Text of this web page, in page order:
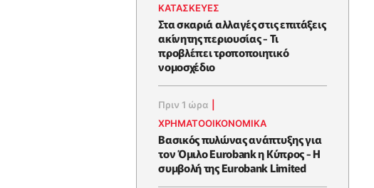
ΚΑΤΑΣΚΕΥΕΣ
Στα σκαριά αλλαγές στις επιτάξεις
ακίνητης περιουσίας - Τι
προβλέπει τροποποιητικό
νομοσχέδιο
Πριν 1 ώρα
ΧΡΗΜΑΤΟΟΙΚΟΝΟΜΙΚΆ
Βασικός πυλώνας ανάπτυξης για
τον Όμιλο Eurobank η Κύπρος - Η
συμβολή της Eurobank Limited